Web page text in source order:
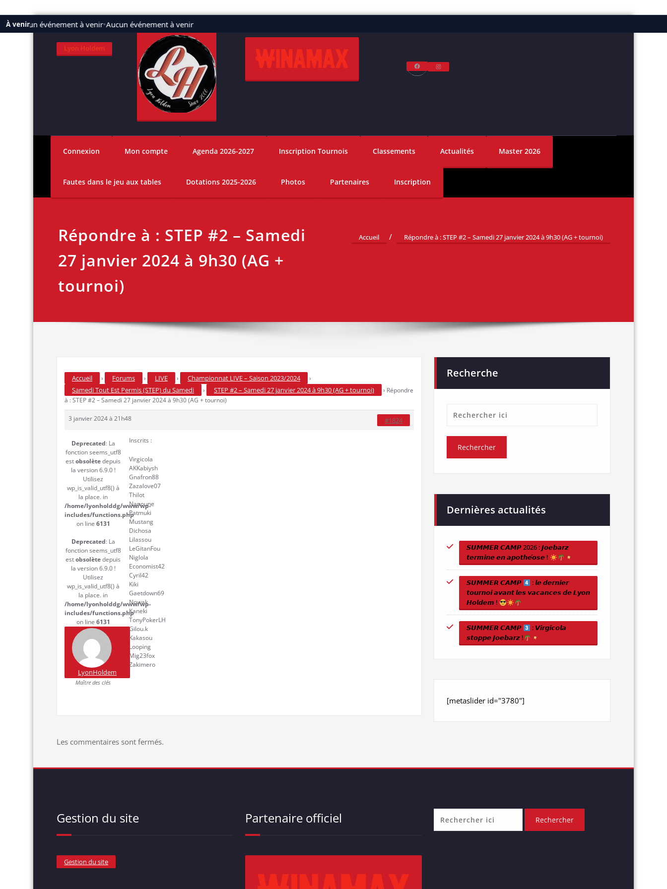
À venir
Aucun événement à venir•Aucun événement à venir
Aller
contenu
Lyon Holdem
FacebookInstagram
Connexion Mon compte Agenda 2026-2027 Inscription Tournois Classements Actualités Master 2026
Fautes dans le jeu aux tables Dotations 2025-2026 Photos Partenaires Inscription
Répondre à : STEP #2 – Samedi
27 janvier 2024 à 9h30 (AG +
tournoi)
Accueil Répondre à : STEP #2 – Samedi 27 janvier 2024 à 9h30 (AG + tournoi)
Accueil › Forums › LIVE › Championnat LIVE – Saison 2023/2024 ›
Samedi Tout Est Permis (STEP) du Samedi › STEP #2 – Samedi 27 janvier 2024 à 9h30 (AG + tournoi) › Répondre
à : STEP #2 – Samedi 27 janvier 2024 à 9h30 (AG + tournoi)
3 janvier 2024 à 21h48 #1824
Deprecated: La
fonction seems_utf8
estobsolètedepuis
la version 6.9.0 !
Utilisez
wp_is_valid_utf8() à
la place. in
/home/lyonholddg/www/wp-
includes/functions.php
on line 6131
Deprecated: La
fonction seems_utf8
estobsolètedepuis
la version 6.9.0 !
Utilisez
wp_is_valid_utf8() à
la place. in
/home/lyonholddg/www/wp-
includes/functions.php
on line 6131
LyonHoldem
Maître des clés
Inscrits :
Virgicola
AKKabiysh
Gnafron88
Zazalove07
Thilot
Nanoune
Patmuki
Mustang
Dichosa
Lilassou
LeGitanFou
Niglola
Economist42
Cyril42
Kiki
Gaetdown69
Nowak
Kaneki
TonyPokerLH
Gilou.k
Kakasou
Looping
Mig23fox
Zakimero
Les commentaires sont fermés.
Recherche
Dernières actualités
𝙎𝙐𝙈𝙈𝙀𝙍 𝘾𝘼𝙈𝙋 2026 : 𝙅𝙤𝙚𝙗𝙖𝙧𝙯
𝙩𝙚𝙧𝙢𝙞𝙣𝙚 𝙚𝙣 𝙖𝙥𝙤𝙩𝙝𝙚́𝙤𝙨𝙚 !
𝙎𝙐𝙈𝙈𝙀𝙍 𝘾𝘼𝙈𝙋
: 𝙡𝙚 𝙙𝙚𝙧𝙣𝙞𝙚𝙧
𝙩𝙤𝙪𝙧𝙣𝙤𝙞 𝙖𝙫𝙖𝙣𝙩 𝙡𝙚𝙨 𝙫𝙖𝙘𝙖𝙣𝙘𝙚𝙨 𝙙𝙚 𝙇𝙮𝙤𝙣
𝙃𝙤𝙡𝙙𝙚𝙢 !
𝙎𝙐𝙈𝙈𝙀𝙍 𝘾𝘼𝙈𝙋
: 𝙑𝙞𝙧𝙜𝙞𝙘𝙤𝙡𝙖
𝙨𝙩𝙤𝙥𝙥𝙚 𝙅𝙤𝙚𝙗𝙖𝙧𝙯 !
[metaslider id="3780"]
Gestion du site
Gestion du site
Partenaire officiel